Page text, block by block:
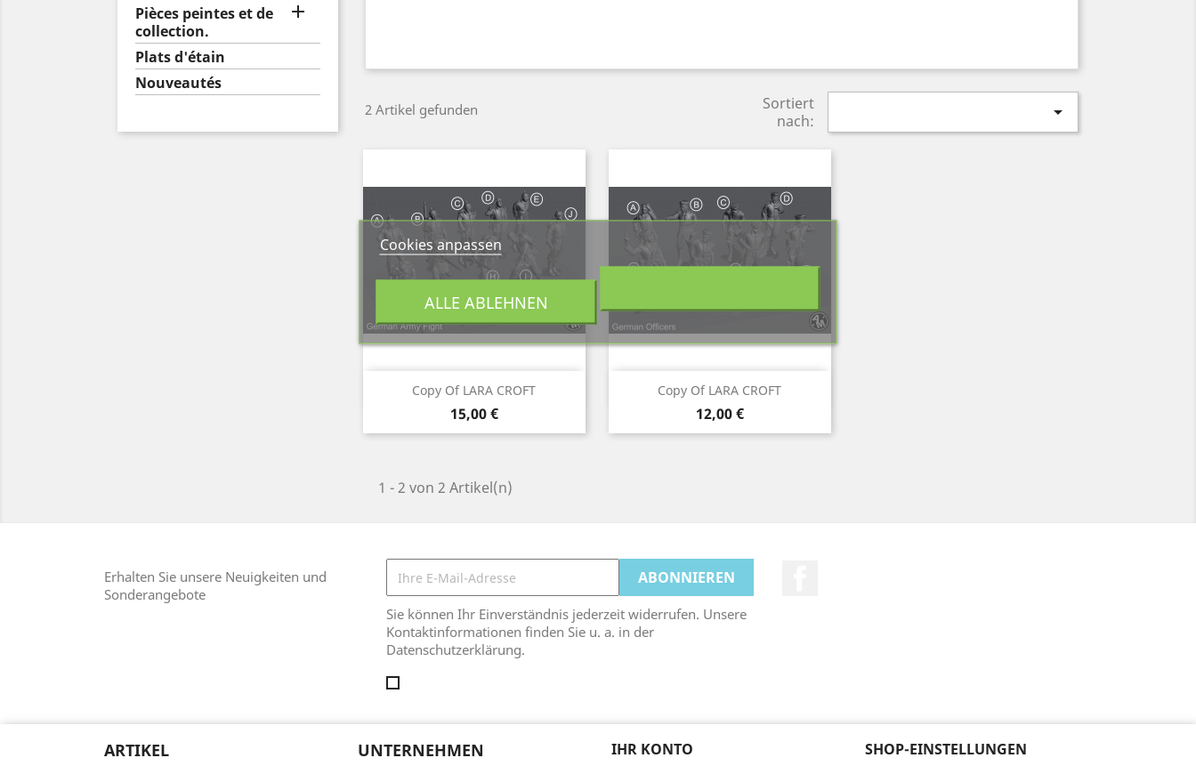
Pièces peintes et de
collection.

Plats d'étain
Nouveautés
2 Artikel gefunden
Sortiert
nach:

Copy Of LARA CROFT
Preis
15,00 €
Vorschau Copy Of LARA CROFT
Preis
12,00 €
Vorschau
1 - 2 von 2 Artikel(n)
Erhalten Sie unsere Neuigkeiten und
Sonderangebote
Sie können Ihr Einverständnis jederzeit widerrufen. Unsere
Kontaktinformationen finden Sie u. a. in der
Datenschutzerklärung.
ARTIKEL UNTERNEHMEN IHR KONTO
SHOP-EINSTELLUNGEN
Cookies anpassen
ALLE ABLEHNEN